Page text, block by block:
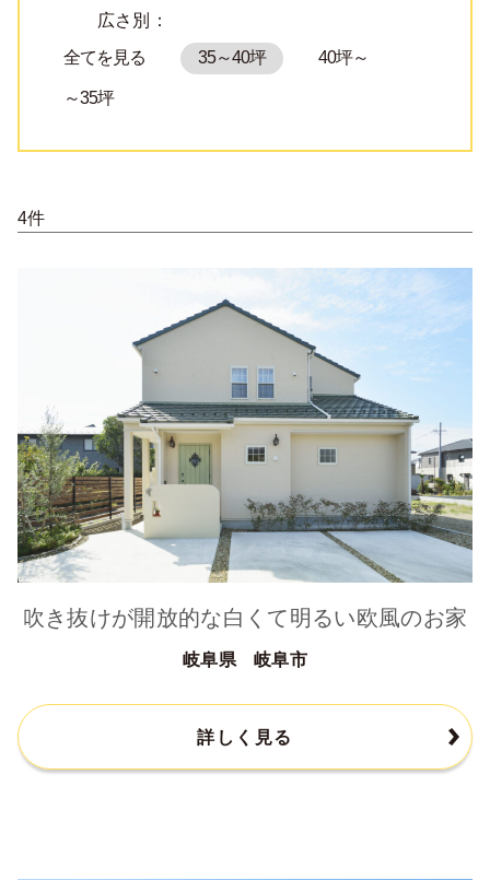
広さ別：
全てを見る
35～40坪 40坪～
～35坪
4件
吹き抜けが開放的な白くて明るい欧風のお家
岐阜県 岐阜市
詳しく見る